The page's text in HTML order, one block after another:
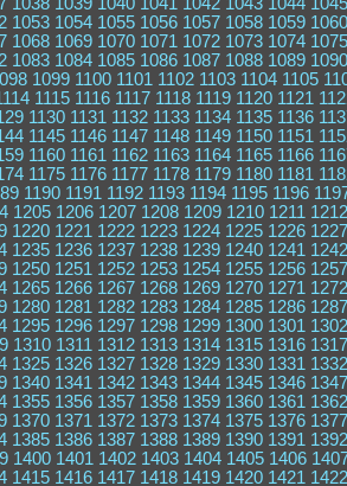
1053 1054 1055 1056 1057 1058 1059 1060
1068 1069 1070 1071 1072 1073 1074 1075
1083 1084 1085 1086 1087 1088 1089 1090
1099 1100 1101 1102 1103 1104 1105
1115 1116 1117 1118 1119 1120 1121
1130 1131 1132 1133 1134 1135 1136
1145 1146 1147 1148 1149 1150 1151
1160 1161 1162 1163 1164 1165 1166
1175 1176 1177 1178 1179 1180 1181
1190 1191 1192 1193 1194 1195 1196
1205 1206 1207 1208 1209 1210 1211 1212
1220 1221 1222 1223 1224 1225 1226 1227
1235 1236 1237 1238 1239 1240 1241 1242
1250 1251 1252 1253 1254 1255 1256 1257
1265 1266 1267 1268 1269 1270 1271 1272
1280 1281 1282 1283 1284 1285 1286 1287
1295 1296 1297 1298 1299 1300 1301 1302
1310 1311 1312 1313 1314 1315 1316 1317
1325 1326 1327 1328 1329 1330 1331 1332
1340 1341 1342 1343 1344 1345 1346 1347
1355 1356 1357 1358 1359 1360 1361 1362
1370 1371 1372 1373 1374 1375 1376 1377
1385 1386 1387 1388 1389 1390 1391 1392
1400 1401 1402 1403 1404 1405 1406
1415 1416 1417 1418 1419 1420 1421 1422